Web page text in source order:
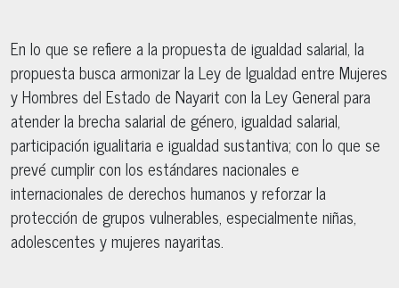
En lo que se refiere a la propuesta de igualdad salarial, la
propuesta busca armonizar la Ley de Igualdad entre Mujeres
y Hombres del Estado de Nayarit con la Ley General para
atender la brecha salarial de género, igualdad salarial,
participación igualitaria e igualdad sustantiva; con lo que se
prevé cumplir con los estándares nacionales e
internacionales de derechos humanos y reforzar la
protección de grupos vulnerables, especialmente niñas,
adolescentes y mujeres nayaritas.